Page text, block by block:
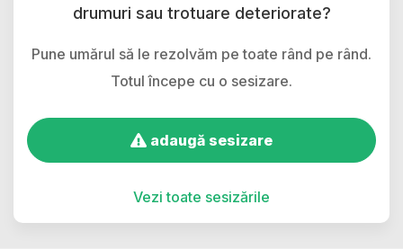
drumuri sau trotuare deteriorate?
Pune umărul să le rezolvăm pe toate rând pe rând.
Totul începe cu o sesizare.
adaugă sesizare
Vezi toate sesizările